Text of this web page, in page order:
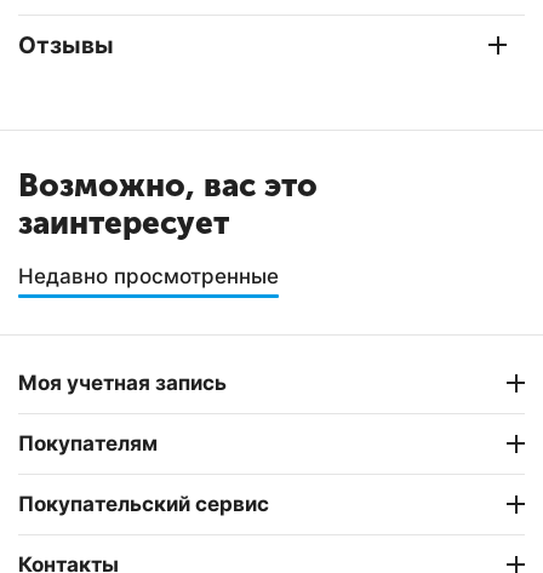
Отзывы
Возможно, вас это
заинтересует
Недавно просмотренные
Моя учетная запись
Покупателям
Покупательский сервис
Контакты